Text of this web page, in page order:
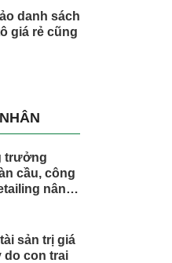
danh sách
giá rẻ cũng
trưởng
cầu, công
nâng
sản trị giá
do con trai